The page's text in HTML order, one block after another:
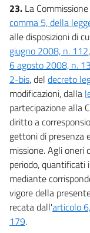
23. La
comma 5, della
alle disposizioni di
giugno 2008, n. 112
6 agosto 2008, n.
2-bis, del decreto
modificazioni, dalla
partecipazione alla
diritto a
gettoni di presenza
missione. Agli oneri
periodo, quantificati
mediante
vigore della
recata dall'articolo
179.